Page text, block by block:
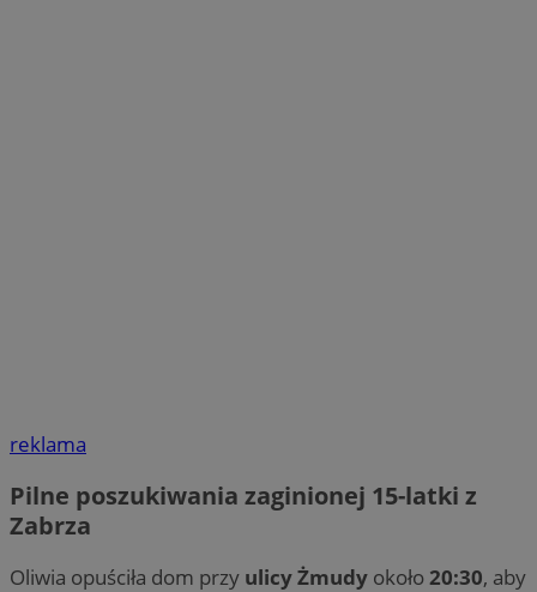
reklama
Pilne poszukiwania zaginionej 15-latki z
Zabrza
Oliwia opuściła dom przy ulicy Żmudy około20:30, aby